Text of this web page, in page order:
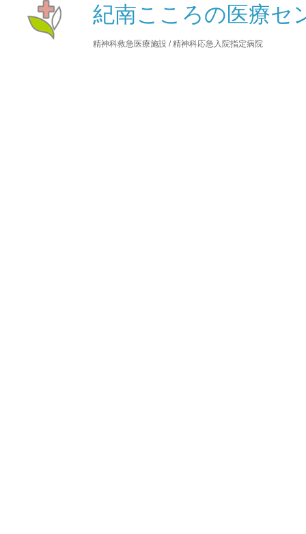
紀南こころの医療セ
精神科救急医療施設 / 精神科応急入院指定病院